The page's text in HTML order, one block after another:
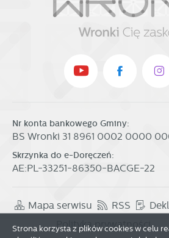
Nr konta bankowego Gminy:
BS Wronki 31 8961 0002 0000
Skrzynka do e-Doręczeń:
AE:PL-33251-86350-BACGE-22
Mapa serwisu RSS
Polityka prywatności
Strona korzysta z plików cookies w celu